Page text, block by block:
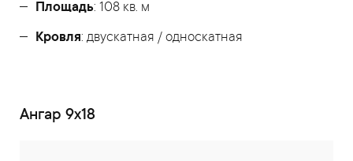
Площадь: 108 кв. м
Кровля: двускатная / односкатная
Ангар 9х18